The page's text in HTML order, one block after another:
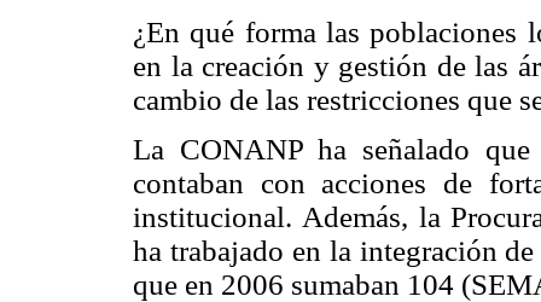
¿En qué forma las poblaciones
en la creación y gestión de las
cambio de las restricciones que
La CONANP ha señalado
contaban con acciones de
institucional. Además, la
ha trabajado en la integración
que en 2006 sumaban 104